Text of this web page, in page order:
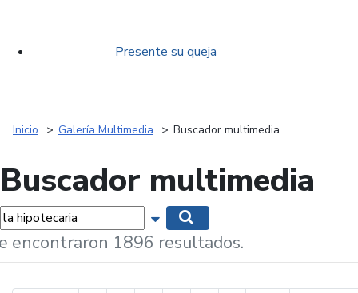
Presente su queja
Inicio Galería Multimedia Buscador multimedia
Buscador multimedia
Mostrar opciones de búsqueda
encontraron 1896 resultados.